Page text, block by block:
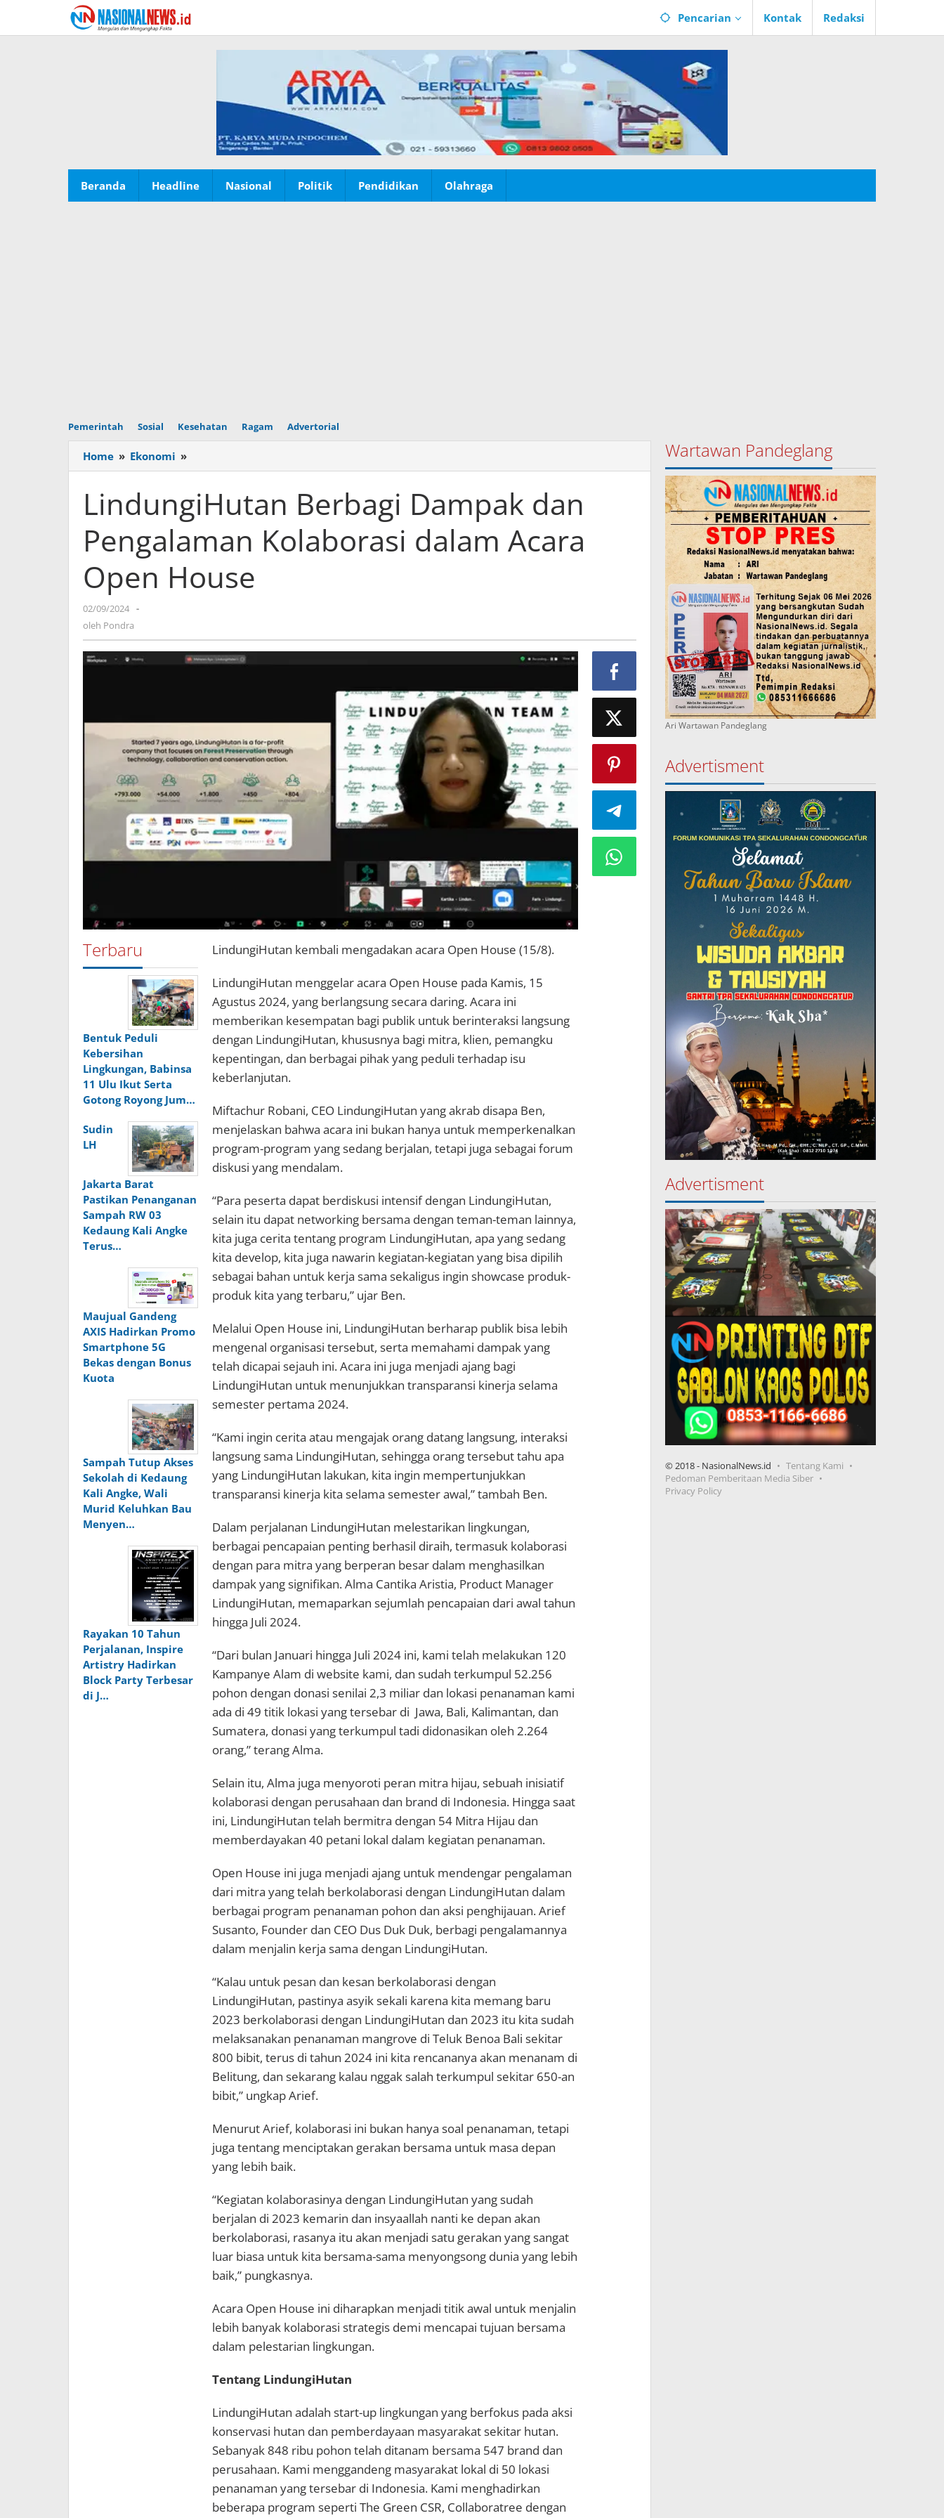
konten
Pencarian Kontak Redaksi
Beranda Headline Nasional Politik Pendidikan Olahraga
Pemerintah Sosial Kesehatan Ragam Advertorial
Home » Ekonomi »
Berbagi
dan
Pengalaman
Kolaborasi
dalam
Open
LindungiHutan Berbagi Dampak dan
Pengalaman Kolaborasi dalam Acara
Open House
02/09/2024 oleh
-
oleh Pondra
Terbaru
Bentuk Peduli
Kebersihan
Lingkungan, Babinsa
11 Ulu Ikut Serta
Gotong Royong Jum…
Sudin
LH
Jakarta Barat
Pastikan Penanganan
Sampah RW 03
Kedaung Kali Angke
Terus…
Maujual Gandeng
AXIS Hadirkan Promo
Smartphone 5G
Bekas dengan Bonus
Kuota
Sampah Tutup Akses
Sekolah di Kedaung
Kali Angke, Wali
Murid Keluhkan Bau
Menyen…
Rayakan 10 Tahun
Perjalanan, Inspire
Artistry Hadirkan
Block Party Terbesar
di J…
LindungiHutan kembali mengadakan acara Open House (15/8).
LindungiHutan menggelar acara Open House pada Kamis, 15
Agustus 2024, yang berlangsung secara daring. Acara ini
memberikan kesempatan bagi publik untuk berinteraksi langsung
dengan LindungiHutan, khususnya bagi mitra, klien, pemangku
kepentingan, dan berbagai pihak yang peduli terhadap isu
keberlanjutan.
Miftachur Robani, CEO LindungiHutan yang akrab disapa Ben,
menjelaskan bahwa acara ini bukan hanya untuk memperkenalkan
program-program yang sedang berjalan, tetapi juga sebagai forum
diskusi yang mendalam.
“Para peserta dapat berdiskusi intensif dengan LindungiHutan,
selain itu dapat networking bersama dengan teman-teman lainnya,
kita juga cerita tentang program LindungiHutan, apa yang sedang
kita develop, kita juga nawarin kegiatan-kegiatan yang bisa dipilih
sebagai bahan untuk kerja sama sekaligus ingin showcase produk-
produk kita yang terbaru,” ujar Ben.
Melalui Open House ini, LindungiHutan berharap publik bisa lebih
mengenal organisasi tersebut, serta memahami dampak yang
telah dicapai sejauh ini. Acara ini juga menjadi ajang bagi
LindungiHutan untuk menunjukkan transparansi kinerja selama
semester pertama 2024.
“Kami ingin cerita atau mengajak orang datang langsung, interaksi
langsung sama LindungiHutan, sehingga orang tersebut tahu apa
yang LindungiHutan lakukan, kita ingin mempertunjukkan
transparansi kinerja kita selama semester awal,” tambah Ben.
Dalam perjalanan LindungiHutan melestarikan lingkungan,
berbagai pencapaian penting berhasil diraih, termasuk kolaborasi
dengan para mitra yang berperan besar dalam menghasilkan
dampak yang signifikan. Alma Cantika Aristia, Product Manager
LindungiHutan, memaparkan sejumlah pencapaian dari awal tahun
hingga Juli 2024.
“Dari bulan Januari hingga Juli 2024 ini, kami telah melakukan 120
Kampanye Alam di website kami, dan sudah terkumpul 52.256
pohon dengan donasi senilai 2,3 miliar dan lokasi penanaman kami
ada di 49 titik lokasi yang tersebar di Jawa, Bali, Kalimantan, dan
Sumatera, donasi yang terkumpul tadi didonasikan oleh 2.264
orang,” terang Alma.
Selain itu, Alma juga menyoroti peran mitra hijau, sebuah inisiatif
kolaborasi dengan perusahaan dan brand di Indonesia. Hingga saat
ini, LindungiHutan telah bermitra dengan 54 Mitra Hijau dan
memberdayakan 40 petani lokal dalam kegiatan penanaman.
Open House ini juga menjadi ajang untuk mendengar pengalaman
dari mitra yang telah berkolaborasi dengan LindungiHutan dalam
berbagai program penanaman pohon dan aksi penghijauan. Arief
Susanto, Founder dan CEO Dus Duk Duk, berbagi pengalamannya
dalam menjalin kerja sama dengan LindungiHutan.
“Kalau untuk pesan dan kesan berkolaborasi dengan
LindungiHutan, pastinya asyik sekali karena kita memang baru
2023 berkolaborasi dengan LindungiHutan dan 2023 itu kita sudah
melaksanakan penanaman mangrove di Teluk Benoa Bali sekitar
800 bibit, terus di tahun 2024 ini kita rencananya akan menanam di
Belitung, dan sekarang kalau nggak salah terkumpul sekitar 650-an
bibit,” ungkap Arief.
Menurut Arief, kolaborasi ini bukan hanya soal penanaman, tetapi
juga tentang menciptakan gerakan bersama untuk masa depan
yang lebih baik.
“Kegiatan kolaborasinya dengan LindungiHutan yang sudah
berjalan di 2023 kemarin dan insyaallah nanti ke depan akan
berkolaborasi, rasanya itu akan menjadi satu gerakan yang sangat
luar biasa untuk kita bersama-sama menyongsong dunia yang lebih
baik,” pungkasnya.
Acara Open House ini diharapkan menjadi titik awal untuk menjalin
lebih banyak kolaborasi strategis demi mencapai tujuan bersama
dalam pelestarian lingkungan.
Tentang LindungiHutan
LindungiHutan adalah start-up lingkungan yang berfokus pada aksi
konservasi hutan dan pemberdayaan masyarakat sekitar hutan.
Sebanyak 848 ribu pohon telah ditanam bersama 547 brand dan
perusahaan. Kami menggandeng masyarakat lokal di 50 lokasi
penanaman yang tersebar di Indonesia. Kami menghadirkan
beberapa program seperti The Green CSR, Collaboratree dengan
Wartawan Pandeglang
Ari Wartawan Pandeglang
Advertisment
Advertisment
© 2018 - NasionalNews.id
Tentang Kami
Pedoman Pemberitaan Media Siber
Privacy Policy